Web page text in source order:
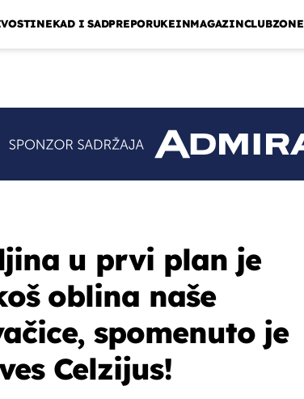
NEKAD I SADPREPORUKEINMAGAZINCLUBZONE
u prvi plan je
oblina naše
spomenuto je
Celzijus!